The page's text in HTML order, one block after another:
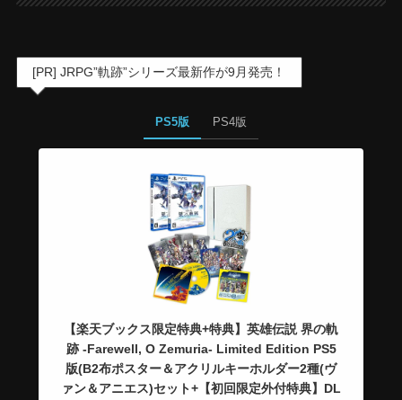
[PR] JRPG”軌跡”シリーズ最新作が9月発売！
PS5版 PS4版
【楽天ブックス限定特典+特典】英雄伝説 界の軌
跡 -Farewell, O Zemuria- Limited Edition PS5
版(B2布ポスター＆アクリルキーホルダー2種(ヴ
ァン＆アニエス)セット+【初回限定外付特典】DL